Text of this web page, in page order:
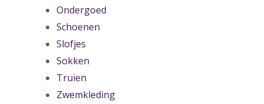
Ondergoed
Schoenen
Slofjes
Sokken
Truien
Zwemkleding